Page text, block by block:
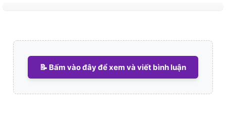
📝 Bấm vào đây để xem và viết bình luận